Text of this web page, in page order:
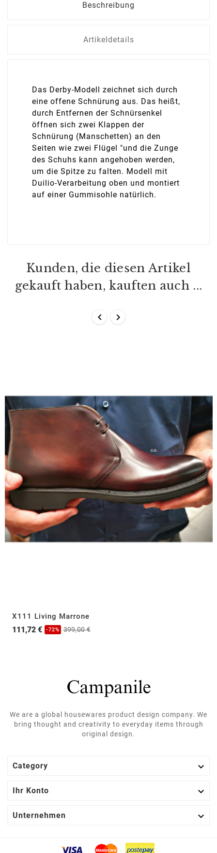
Beschreibung
Artikeldetails
Das Derby-Modell zeichnet sich durch
eine offene Schnürung aus. Das heißt,
durch Entfernen der Schnürsenkel
öffnen sich zwei Klappen der
Schnürung (Manschetten) an den
Seiten wie zwei Flügel "und die Zunge
des Schuhs kann angehoben werden,
um die Spitze zu falten. Modell mit
Duilio-Verarbeitung oben und montiert
auf einer Gummisohle natürlich.
Kunden, die diesen Artikel
gekauft haben, kauften auch ...
 
X111 Living Marrone
111,72 € -72% 399,00 €
We are a global housewares product design company. We
bring thought and creativity to everyday items through
original design.
Category 
Ihr Konto 
Unternehmen 